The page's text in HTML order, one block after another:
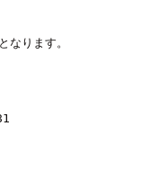
ります。